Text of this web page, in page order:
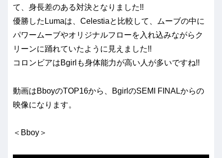
て、身長差のある対決となりました!!
優勝したLumaは、Celestiaと比較して、ムーブの中に
パワームーブやオリジナルフローを入れ込みながらク
リーンに踊れていたように見えました!!
コロンビアはBgirlも身体能力が高い人が多いですね!!
動画はBboyのTOP16から、BgirlのSEMI FINALからの
映像になります。
＜Bboy＞